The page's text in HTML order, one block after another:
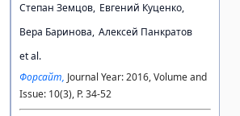
Степан Земцов, Евгений Куценко,
Вера Баринова, Алексей Панкратов
et al.
Форсайт, Journal Year: 2016, Volume and
Issue: 10(3), P. 34-52